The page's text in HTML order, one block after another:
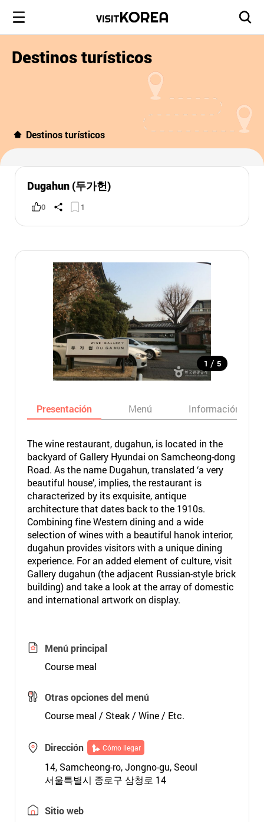
Destinos turísticos
Destinos turísticos
Dugahun (두가헌)
0 1
1 / 5
Presentación Menú Información
The wine restaurant, dugahun, is located in the
backyard of Gallery Hyundai on Samcheong-dong
Road. As the name Dugahun, translated ‘a very
beautiful house’, implies, the restaurant is
characterized by its exquisite, antique
architecture that dates back to the 1910s.
Combining fine Western dining and a wide
selection of wines with a beautiful hanok interior,
dugahun provides visitors with a unique dining
experience. For an added element of culture, visit
Gallery dugahun (the adjacent Russian-style brick
building) and take a look at the array of domestic
and international artwork on display.
Menú principal
Course meal
Otras opciones del menú
Course meal / Steak / Wine / Etc.
Dirección Cómo llegar
14, Samcheong-ro, Jongno-gu, Seoul
서울특별시 종로구 삼청로 14
Sitio web